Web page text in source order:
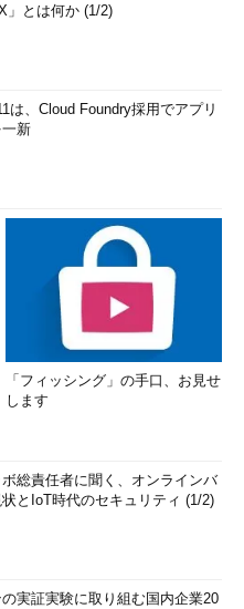
」とは何か (1/2)
は、Cloud Foundry採用でアプリ
新
「フィッシング」の手口、お見せ
します
総責任者に聞く、オンラインバ
とIoT時代のセキュリティ (1/2)
実証実験に取り組む国内企業20